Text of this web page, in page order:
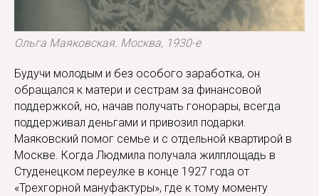
Ольга Маяковская. Москва, 1930-е
Будучи молодым и без особого заработка, он
обращался к матери и сестрам за финансовой
поддержкой, но, начав получать гонорары, всегда
поддерживал деньгами и привозил подарки.
Маяковский помог семье и с отдельной квартирой в
Москве. Когда Людмила получала жилплощадь в
Студенецком переулке в конце 1927 года от
«Трехгорной мануфактуры», где к тому моменту